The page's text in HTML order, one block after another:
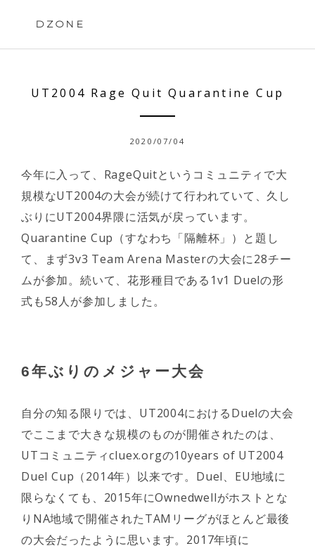
DZONE
UT2004 Rage Quit Quarantine Cup
2020/07/04
今年に入って、RageQuitというコミュニティで大
規模なUT2004の大会が続けて行われていて、久し
ぶりにUT2004界隈に活気が戻っています。
Quarantine Cup（すなわち「隔離杯」）と題し
て、まず3v3 Team Arena Masterの大会に28チー
ムが参加。続いて、花形種目である1v1 Duelの形
式も58人が参加しました。
6年ぶりのメジャー大会
自分の知る限りでは、UT2004におけるDuelの大会
でここまで大きな規模のものが開催されたのは、
UTコミュニティcluex.orgの10years of UT2004
Duel Cup（2014年）以来です。Duel、EU地域に
限らなくても、2015年にOwnedwellがホストとな
りNA地域で開催されたTAMリーグがほとんど最後
の大会だったように思います。2017年頃に